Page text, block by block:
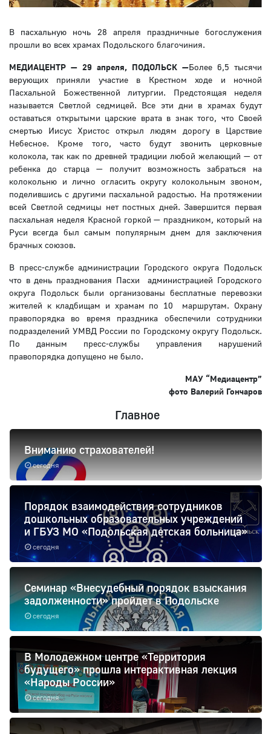
В пасхальную ночь 28 апреля праздничные богослужения
прошли во всех храмах Подольского благочиния.
МЕДИАЦЕНТР — 29 апреля, ПОДОЛЬСК —Более 6,5 тысячи
верующих приняли участие в Крестном ходе и ночной
Пасхальной Божественной литургии. Предстоящая неделя
называется Светлой седмицей. Все эти дни в храмах будут
оставаться открытыми царские врата в знак того, что Своей
смертью Иисус Христос открыл людям дорогу в Царствие
Небесное. Кроме того, часто будут звонить церковные
колокола, так как по древней традиции любой желающий — от
ребенка до старца — получит возможность забраться на
колокольню и лично огласить округу колокольным звоном,
поделившись с другими пасхальной радостью. На протяжении
всей Светлой седмицы нет постных дней. Завершится первая
пасхальная неделя Красной горкой — праздником, который на
Руси всегда был самым популярным днем для заключения
брачных союзов.
В пресс-службе администрации Городского округа Подольск
что в день празднования Пасхи администрацией Городского
округа Подольск были организованы бесплатные перевозки
жителей к кладбищам и храмам по 10 маршрутам. Охрану
правопорядка во время праздника обеспечили сотрудники
подразделений УМВД России по Городскому округу Подольск.
По данным пресс-службы управления нарушений
правопорядка допущено не было.
МАУ “Медиацентр”
фото Валерий Гончаров
Главное
сегодня
Вниманию страхователей!
сегодня
Порядок взаимодействия сотрудников
дошкольных образовательных учреждений
и ГБУЗ МО «Подольская детская больница»
сегодня
Семинар «Внесудебный порядок взыскания
задолженности» пройдет в Подольске
сегодня
В Молодежном центре «Территория
будущего» прошла интерактивная лекция
«Народы России»